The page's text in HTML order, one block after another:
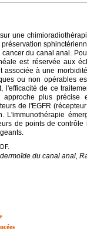
une
du canal anal.
est réservée aux
associée à une
ou non opérables
l'efficacité de ce
plus précise
de l'EGFR
L'immunothérapie
de points de
du canal anal,